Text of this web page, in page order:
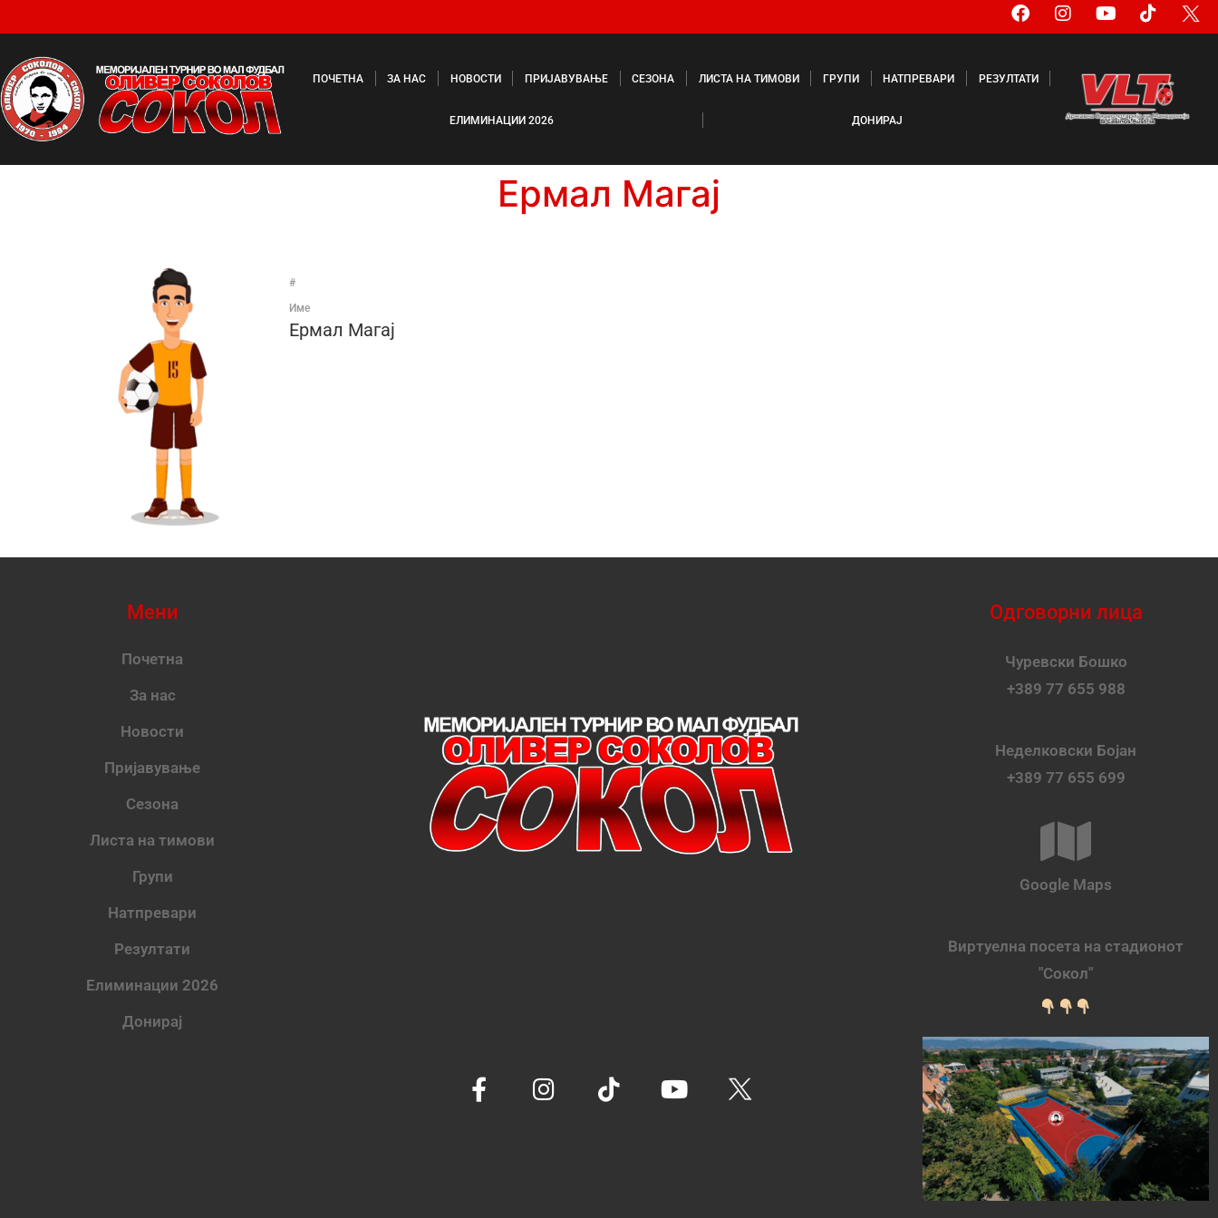
ПОЧЕТНА ЗА НАС НОВОСТИ ПРИЈАВУВАЊЕ СЕЗОНА ЛИСТА НА ТИМОВИ ГРУПИ НАТПРЕВАРИ РЕЗУЛТАТИ
ЕЛИМИНАЦИИ 2026 ДОНИРАЈ
Ермал Магај
#
Име
Ермал Магај
Мени
Почетна
За нас
Новости
Пријавување
Сезона
Листа на тимови
Групи
Натпревари
Резултати
Елиминации 2026
Донирај
Одговорни лица
Чуревски Бошко
+389 77 655 988
Неделковски Бојан
+389 77 655 699
Google Maps
Виртуелна посета на стадионот
"Сокол"